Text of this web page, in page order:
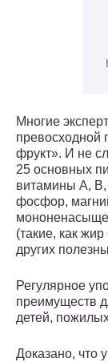
Многие
превосходной
фрукт». И не
25 основных
витамины A,
фосфор,
(такие, как
других
Регулярное
преимуществ
детей,
Доказано, что